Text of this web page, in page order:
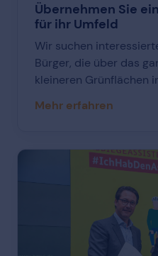
Übernehmen Sie
für ihr Umfeld
Wir suchen
Bürger, die über das
kleineren Grünflächen
diejenigen ansprechen,
engagieren, und mit
beitragen, dass
Mehr erfahren